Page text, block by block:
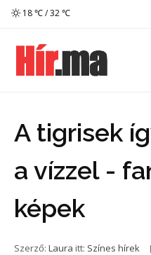
18 ℃ / 32 ℃
A tigrisek
a vízzel -
képek
Szerző: Laura itt: Színes hírek